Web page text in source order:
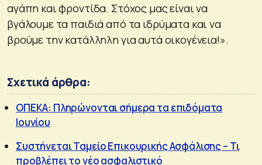
αγάπη και φροντίδα. Στόχος μας είναι να
βγάλουμε τα παιδιά από τα ιδρύματα και να
βρούμε την κατάλληλη για αυτά οικογένεια!».
Σχετικά άρθρα:
ΟΠΕΚΑ: Πληρώνονται σήμερα τα επιδόματα
Ιουνίου
Συστήνεται Ταμείο Επικουρικής Ασφάλισης – Τι
προβλέπει το νέο ασφαλιστικό